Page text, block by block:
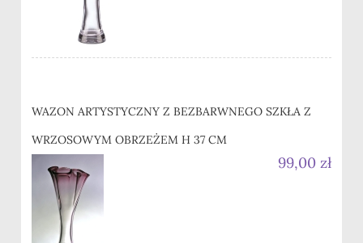
WAZON ARTYSTYCZNY Z BEZBARWNEGO SZKŁA Z
WRZOSOWYM OBRZEŻEM H 37 CM
99,00 zł